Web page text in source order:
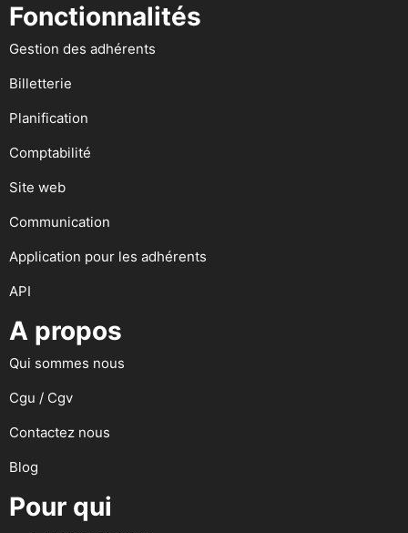
Fonctionnalités
Gestion des adhérents
Billetterie
Planification
Comptabilité
Site web
Communication
Application pour les adhérents
API
A propos
Qui sommes nous
Cgu / Cgv
Contactez nous
Blog
Pour qui